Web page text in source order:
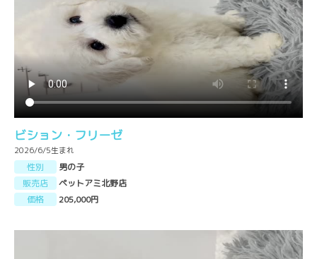
ビション・フリーゼ
2026/6/5生まれ
性別
男の子
販売店
ペットアミ北野店
価格
205,000円